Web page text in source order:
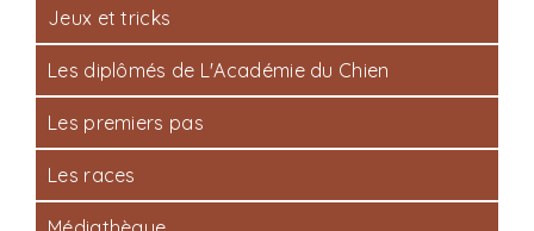
Jeux et tricks
Les diplômés de L'Académie du Chien
Les premiers pas
Les races